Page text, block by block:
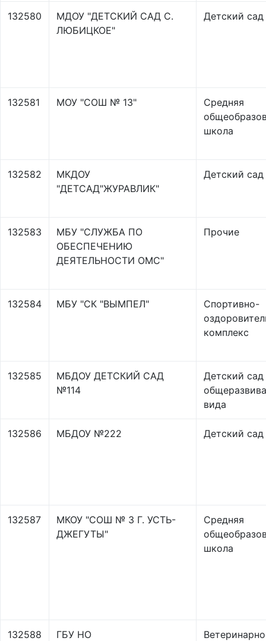
132580
МДОУ "ДЕТСКИЙ САД С.
ЛЮБИЦКОЕ"
Детский сад
132581 МОУ "СОШ № 13"
Средняя
школа
132582
МКДОУ
"ДЕТСАД"ЖУРАВЛИК"
Детский сад
132583
МБУ "СЛУЖБА ПО
ОБЕСПЕЧЕНИЮ
ДЕЯТЕЛЬНОСТИ ОМС"
Прочие
132584 МБУ "СК "ВЫМПЕЛ"
Спортивно-
комплекс
132585
МБДОУ ДЕТСКИЙ САД
№114
Детский сад
вида
132586 МБДОУ №222 Детский сад
132587
МКОУ "СОШ № 3 Г. УСТЬ-
ДЖЕГУТЫ"
Средняя
школа
132588
ГБУ НО